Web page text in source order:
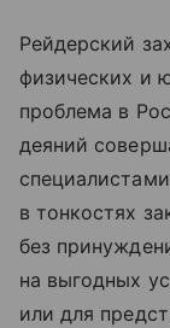
Рейдерский
физических и
проблема в
деяний
в тонкостях
без
на выгодных
или для